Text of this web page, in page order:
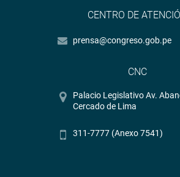
CENTRO DE
prensa@congreso.gob.pe
CNC
Palacio Legislativo Av.
Cercado de Lima
311-7777 (Anexo 7541)